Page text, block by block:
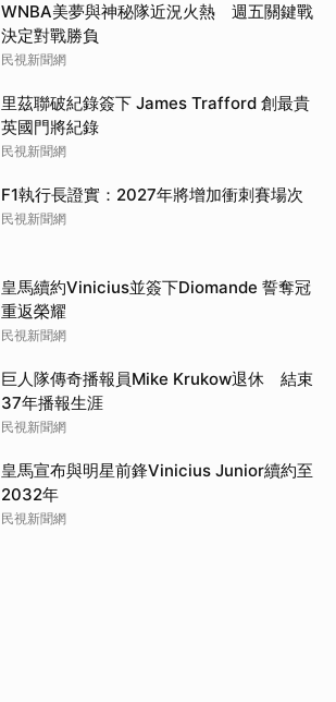
WNBA美夢與神秘隊近況火熱 週五關鍵戰
決定對戰勝負
民視新聞網
里茲聯破紀錄簽下 James Trafford 創最貴
英國門將紀錄
民視新聞網
F1執行長證實：2027年將增加衝刺賽場次
民視新聞網
皇馬續約Vinicius並簽下Diomande 誓奪冠
重返榮耀
民視新聞網
巨人隊傳奇播報員Mike Krukow退休 結束
37年播報生涯
民視新聞網
皇馬宣布與明星前鋒Vinicius Junior續約至
2032年
民視新聞網